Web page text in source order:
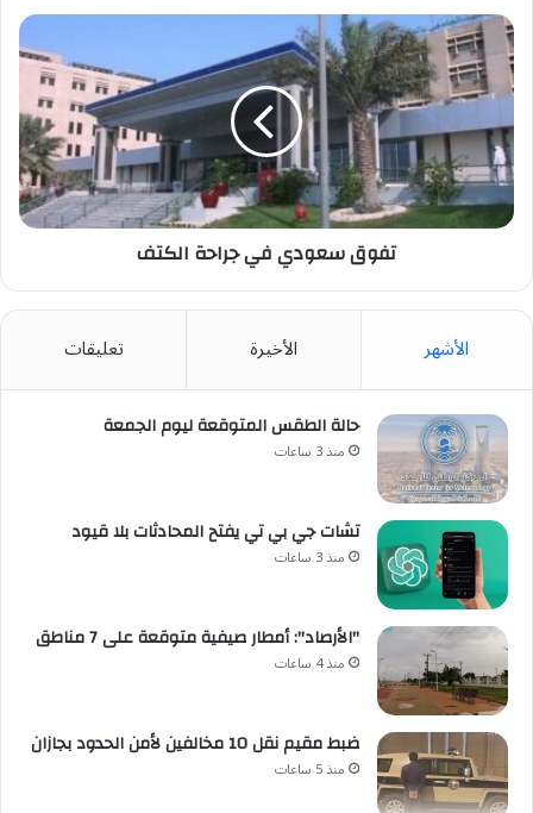
تفوق
سعودي
في
جراحة
الكتف
تفوق سعودي في جراحة الكتف
الأشهر الأخيرة تعليقات
حالة الطقس المتوقعة ليوم الجمعة
منذ 3 ساعات
تشات جي بي تي يفتح المحادثات بلا قيود
منذ 3 ساعات
"الأرصاد": أمطار صيفية متوقعة على 7 مناطق
منذ 4 ساعات
ضبط مقيم نقل 10 مخالفين لأمن الحدود بجازان
منذ 5 ساعات